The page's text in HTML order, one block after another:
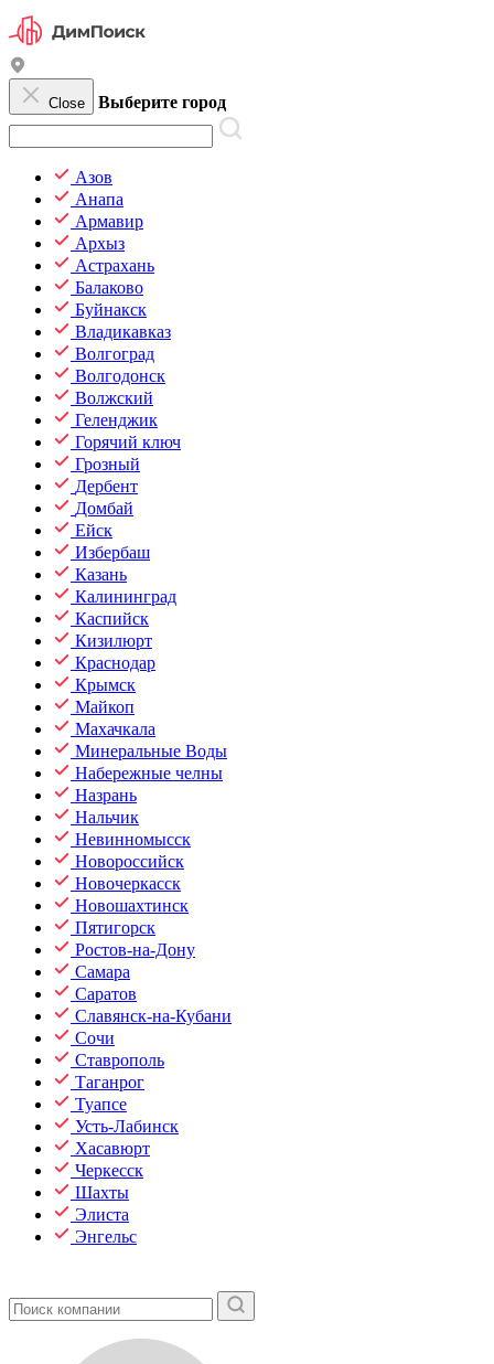
Close Выберите город
Азов
Анапа
Армавир
Архыз
Астрахань
Балаково
Буйнакск
Владикавказ
Волгоград
Волгодонск
Волжский
Геленджик
Горячий ключ
Грозный
Дербент
Домбай
Ейск
Избербаш
Казань
Калининград
Каспийск
Кизилюрт
Краснодар
Крымск
Майкоп
Махачкала
Минеральные Воды
Набережные челны
Назрань
Нальчик
Невинномысск
Новороссийск
Новочеркасск
Новошахтинск
Пятигорск
Ростов-на-Дону
Самара
Саратов
Славянск-на-Кубани
Сочи
Ставрополь
Таганрог
Туапсе
Усть-Лабинск
Хасавюрт
Черкесск
Шахты
Элиста
Энгельс